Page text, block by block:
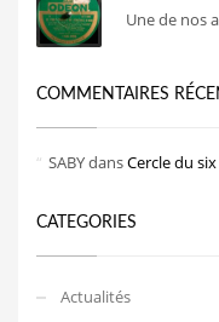
Une de nos
COMMENTAIRES
SABYdansCercle du
CATEGORIES
Actualités